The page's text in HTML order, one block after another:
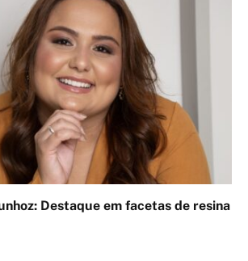
Destaque em facetas de resina